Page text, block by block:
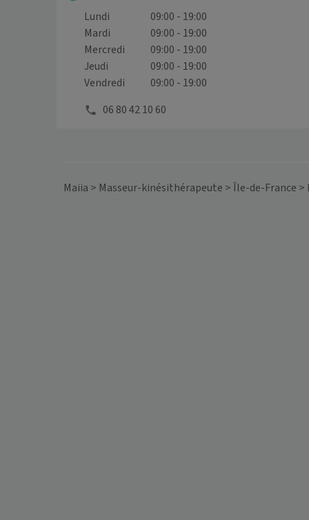
Lundi
09:00 - 19:00
Mardi
09:00 - 19:00
Mercredi
09:00 - 19:00
Jeudi
09:00 - 19:00
Vendredi
09:00 - 19:00
06 80 42 10 60
Maiia > Masseur-kinésithérapeute >Île-de-France >